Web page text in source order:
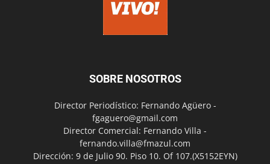
SOBRE NOSOTROS
Director Periodístico: Fernando Agüero -
fgaguero@gmail.com
Director Comercial: Fernando Villa -
fernando.villa@fmazul.com
Dirección: 9 de Julio 90. Piso 10. Of 107.(X5152EYN)